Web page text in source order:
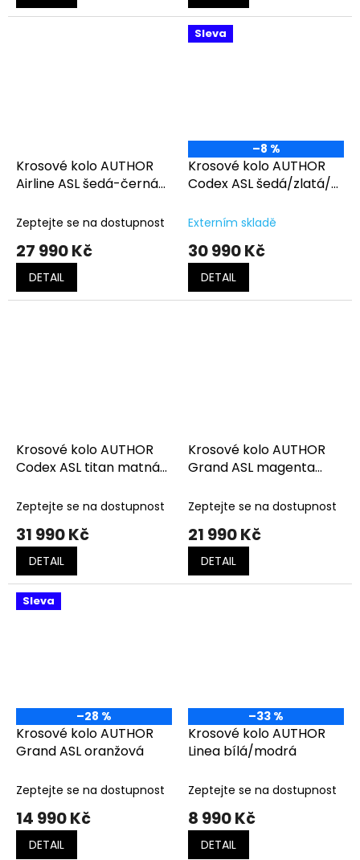
Krosové kolo AUTHOR
Airline ASL šedá-černá-
Zeptejte se na dostupnost
27 990 Kč
DETAIL
Sleva
–8 %
Krosové kolo AUTHOR
Codex ASL šedá/zlatá/
Externím skladě
30 990 Kč
DETAIL
Krosové kolo AUTHOR
Codex ASL titan matná-
Zeptejte se na dostupnost
31 990 Kč
DETAIL
Krosové kolo AUTHOR
Grand ASL magenta
Zeptejte se na dostupnost
21 990 Kč
DETAIL
Sleva
–28 %
Krosové kolo AUTHOR
Grand ASL oranžová
Zeptejte se na dostupnost
14 990 Kč
DETAIL
–33 %
Krosové kolo AUTHOR
Linea bílá/modrá
Zeptejte se na dostupnost
8 990 Kč
DETAIL